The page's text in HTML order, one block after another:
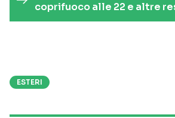
coprifuoco alle 22 e altre
ESTERI